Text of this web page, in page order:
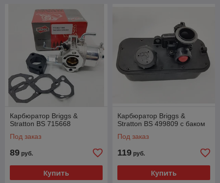
Карбюратор Briggs &
Stratton BS 715668
Под заказ
89 руб.
Купить
Карбюратор Briggs &
Stratton BS 499809 с баком
Под заказ
119 руб.
Купить